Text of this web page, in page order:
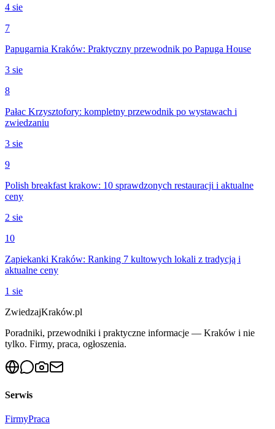
4 sie
7
Papugarnia Kraków: Praktyczny przewodnik po Papuga House
3 sie
8
Pałac Krzysztofory: kompletny przewodnik po wystawach i
zwiedzaniu
3 sie
9
Polish breakfast krakow: 10 sprawdzonych restauracji i aktualne
ceny
2 sie
10
Zapiekanki Kraków: Ranking 7 kultowych lokali z tradycją i
aktualne ceny
1 sie
ZwiedzajKraków.pl
Poradniki, przewodniki i praktyczne informacje — Kraków i nie
tylko. Firmy, praca, ogłoszenia.
Serwis
FirmyPraca